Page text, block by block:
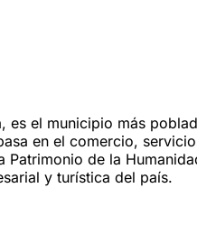
el municipio más
en el comercio,
de la
y turística del país.